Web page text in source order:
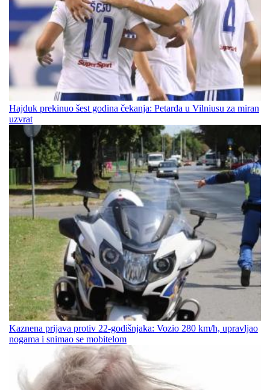
Hajduk prekinuo šest godina čekanja: Petarda u Vilniusu za miran
uzvrat
Kaznena prijava protiv 22-godišnjaka: Vozio 280 km/h, upravljao
nogama i snimao se mobitelom